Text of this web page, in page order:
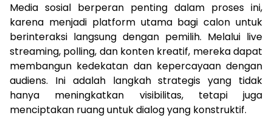
Media sosial berperan penting dalam proses ini,
karena menjadi platform utama bagi calon untuk
berinteraksi langsung dengan pemilih. Melalui live
streaming, polling, dan konten kreatif, mereka dapat
membangun kedekatan dan kepercayaan dengan
audiens. Ini adalah langkah strategis yang tidak
hanya meningkatkan visibilitas, tetapi juga
menciptakan ruang untuk dialog yang konstruktif.